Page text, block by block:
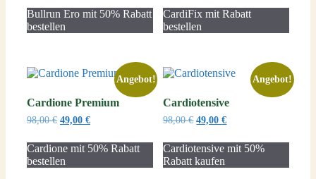
war:
64,00 €
ist:
32,00 €.
Bullrun Ero mit 50% Rabatt
bestellen
war:
98,00 €
ist:
49,00 €.
CardiFix mit Rabatt
bestellen
Angebot!
Cardione Premium
98,00€ Ursprünglicher
war:
98,00 €
49,00 €Aktueller
ist:
49,00 €.
Cardione mit 50% Rabatt
bestellen
Angebot!
Cardiotensive
98,00€ Ursprünglicher
war:
98,00 €
49,00€Aktueller
ist:
49,00 €.
Cardiotensive mit 50%
Rabatt kaufen